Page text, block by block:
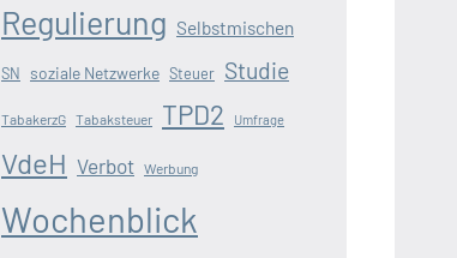
Regulierung Selbstmischen
SN soziale Netzwerke Steuer Studie
TabakerzG Tabaksteuer TPD2 Umfrage
VdeH Verbot Werbung
Wochenblick